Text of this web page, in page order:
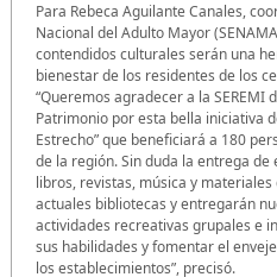
Para Rebeca Aguilante Canales,
Nacional del Adulto Mayor
contendidos culturales serán una
bienestar de los residentes de los
“Queremos agradecer a la SEREMI
Patrimonio por esta bella iniciativa
Estrecho” que beneficiará a 180
de la región. Sin duda la entrega
libros, revistas, música y
actuales bibliotecas y entregarán
actividades recreativas grupales e
sus habilidades y fomentar el
los establecimientos”, precisó.